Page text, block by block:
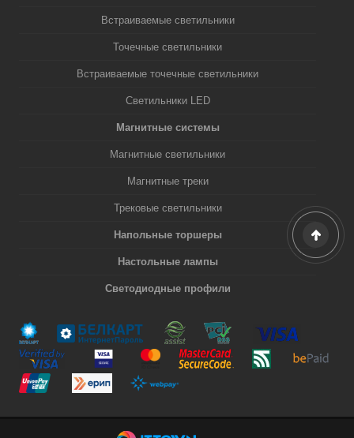
Встраиваемые светильники
Точечные светильники
Встраиваемые точечные светильники
Светильники LED
Магнитные системы
Магнитные светильники
Магнитные треки
Трековые светильники
Напольные торшеры
Настольные лампы
Светодиодные профили